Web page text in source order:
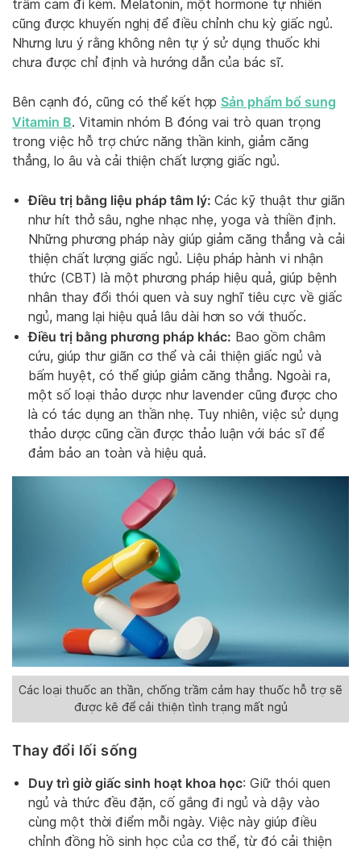
trầm cảm đi kèm. Melatonin, một hormone tự nhiên
cũng được khuyến nghị để điều chỉnh chu kỳ giấc ngủ.
Nhưng lưu ý rằng không nên tự ý sử dụng thuốc khi
chưa được chỉ định và hướng dẫn của bác sĩ.
Bên cạnh đó, cũng có thể kết hợp Sản phẩm bổ sung
Vitamin B. Vitamin nhóm B đóng vai trò quan trọng
trong việc hỗ trợ chức năng thần kinh, giảm căng
thẳng, lo âu và cải thiện chất lượng giấc ngủ.
Điều trị bằng liệu pháp tâm lý: Các kỹ thuật thư giãn
như hít thở sâu, nghe nhạc nhẹ, yoga và thiền định.
Những phương pháp này giúp giảm căng thẳng và cải
thiện chất lượng giấc ngủ. Liệu pháp hành vi nhận
thức (CBT) là một phương pháp hiệu quả, giúp bệnh
nhân thay đổi thói quen và suy nghĩ tiêu cực về giấc
ngủ, mang lại hiệu quả lâu dài hơn so với thuốc.
Điều trị bằng phương pháp khác: Bao gồm châm
cứu, giúp thư giãn cơ thể và cải thiện giấc ngủ và
bấm huyệt, có thể giúp giảm căng thẳng. Ngoài ra,
một số loại thảo dược như lavender cũng được cho
là có tác dụng an thần nhẹ. Tuy nhiên, việc sử dụng
thảo dược cũng cần được thảo luận với bác sĩ để
đảm bảo an toàn và hiệu quả.
Các loại thuốc an thần, chống trầm cảm hay thuốc hỗ trợ sẽ
được kê để cải thiện tình trạng mất ngủ
Thay đổi lối sống
Duy trì giờ giấc sinh hoạt khoa học: Giữ thói quen
ngủ và thức đều đặn, cố gắng đi ngủ và dậy vào
cùng một thời điểm mỗi ngày. Việc này giúp điều
chỉnh đồng hồ sinh học của cơ thể, từ đó cải thiện